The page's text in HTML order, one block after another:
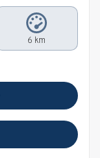
6 km